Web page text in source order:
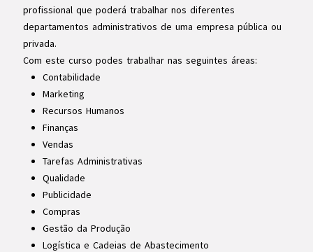
profissional que poderá trabalhar nos diferentes
departamentos administrativos de uma empresa pública ou
privada.
Com este curso podes trabalhar nas seguintes áreas:
Contabilidade
Marketing
Recursos Humanos
Finanças
Vendas
Tarefas Administrativas
Qualidade
Publicidade
Compras
Gestão da Produção
Logística e Cadeias de Abastecimento